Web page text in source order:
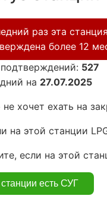
раз эта
более 12
527
на 27.07.2025
хочет ехать на
на этой станции
если на этой